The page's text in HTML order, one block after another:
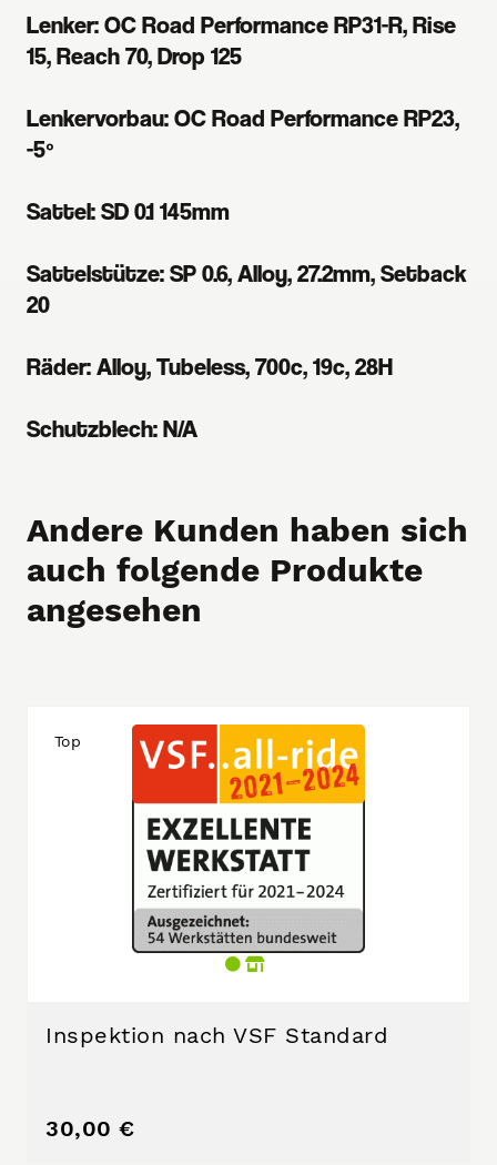
Lenker: OC Road Performance RP31-R, Rise
15, Reach 70, Drop 125
Lenkervorbau: OC Road Performance RP23,
-5º
Sattel: SD 0.1 145mm
Sattelstütze: SP 0.6, Alloy, 27.2mm, Setback
20
Räder: Alloy, Tubeless, 700c, 19c, 28H
Schutzblech: N/A
Andere Kunden haben sich
auch folgende Produkte
angesehen
Top
Inspektion nach VSF Standard
30,00 €